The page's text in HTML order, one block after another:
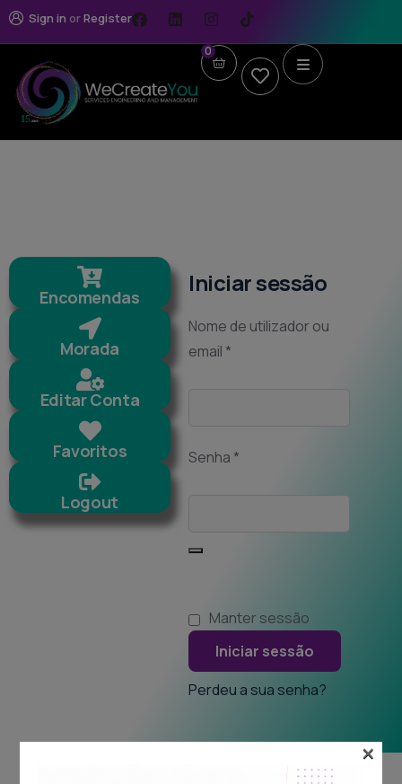
Sign in orRegister
0
Encomendas
Morada
Editar Conta
Favoritos
Logout
Iniciar sessão
Nome de utilizador ou
email *
Senha *
Manter sessão
Iniciar sessão
Perdeu a sua senha?
×